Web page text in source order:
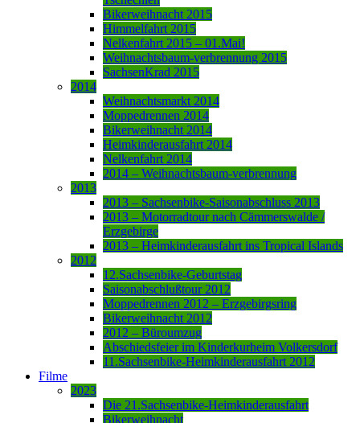
Bikerweihnacht 2015
Himmelfahrt 2015
Nelkenfahrt 2015 – 01.Mai!
Weihnachtsbaum-verbrennung 2015
SachsenKrad 2015
2014
Weihnachtsmarkt 2014
Moppedrennen 2014
Bikerweihnacht 2014
Heimkinderausfahrt 2014
Nelkenfahrt 2014
2014 – Weihnachtsbaum-verbrennung
2013
2013 – Sachsenbike-Saisonabschluss 2013
2013 – Motorradtour nach Cämmerswalde /
Erzgebirge
2013 – Heimkinderausfahrt ins Tropical Islands
2012
12.Sachsenbike-Geburtstag
Saisonabschlußtour 2012
Moppedrennen 2012 – Erzgebirgsring
Bikerweihnacht 2012
2012 – Büroumzug
Abschiedsfeier im Kinderkurheim Volkersdorf
11.Sachsenbike-Heimkinderausfahrt 2012
Filme
2023
Die 21.Sachsenbike-Heimkinderausfahrt
Bikerweihnacht